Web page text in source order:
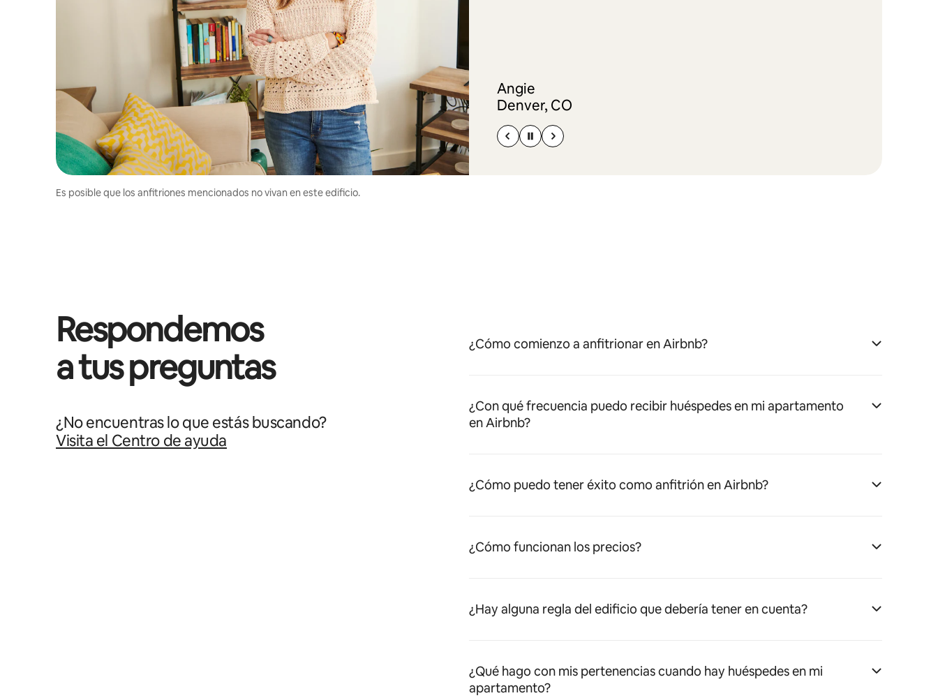
Angie
Denver, CO
Es posible que los anfitriones mencionados no vivan en este edificio.
Respondemos
a tus preguntas
¿No encuentras lo que estás buscando?
Visita el Centro de ayuda
¿Cómo comienzo a anfitrionar en Airbnb?
¿Con qué frecuencia puedo recibir huéspedes en mi apartamento
en Airbnb?
¿Cómo puedo tener éxito como anfitrión en Airbnb?
¿Cómo funcionan los precios?
¿Hay alguna regla del edificio que debería tener en cuenta?
¿Qué hago con mis pertenencias cuando hay huéspedes en mi
apartamento?